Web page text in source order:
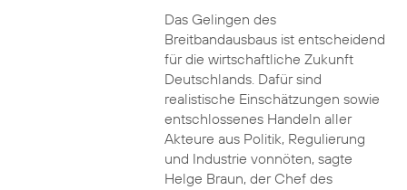
Das Gelingen des
Breitbandausbaus ist entscheidend
für die wirtschaftliche Zukunft
Deutschlands. Dafür sind
realistische Einschätzungen sowie
entschlossenes Handeln aller
Akteure aus Politik, Regulierung
und Industrie vonnöten, sagte
Helge Braun, der Chef des